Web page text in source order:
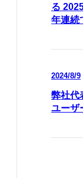
る
年連続
2024/8/9
弊社代
ユーザ